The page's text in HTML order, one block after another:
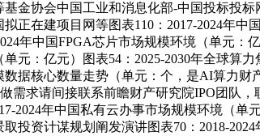
金协会中国工业和消息化部-中国投标投
正在建项目网等图表110：2017-2024年
年中国FPGA芯片市场规模环境（单元
元：亿元）图表54：2025-2030年全球算
数据核心数量走势（单元：个，是AI算力
需求请间接联系前瞻财产研究院IPO团队
2024年中国私有云办事市场规模环境（
取投资计谋规划阐发演讲图表70：2018-